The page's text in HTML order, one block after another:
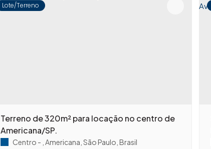
Lote/Terreno
Terreno de 320m² para locação no centro de
Americana/SP.
Centro Americana São Paulo Brasil